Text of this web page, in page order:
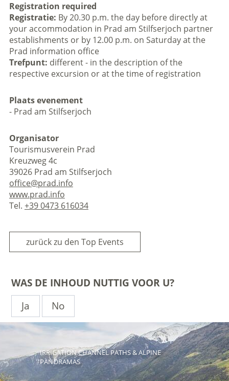
Registration required
Registratie: By 20.30 p.m. the day before directly at
your accommodation in Prad am Stilfserjoch partner
establishments or by 12.00 p.m. on Saturday at the
Prad information office
Trefpunt: different - in the description of the
respective excursion or at the time of registration
Plaats evenement
- Prad am Stilfserjoch
Organisator
Tourismusverein Prad
Kreuzweg 4c
39026 Prad am Stilfserjoch
office@prad.info
www.prad.info
Tel. +39 0473 616034
zurück zu den Top Events
WAS DE INHOUD NUTTIG VOOR U?
Ja
No
IRRIGATION CHANNEL PATHS & ALPINE
PANORAMAS